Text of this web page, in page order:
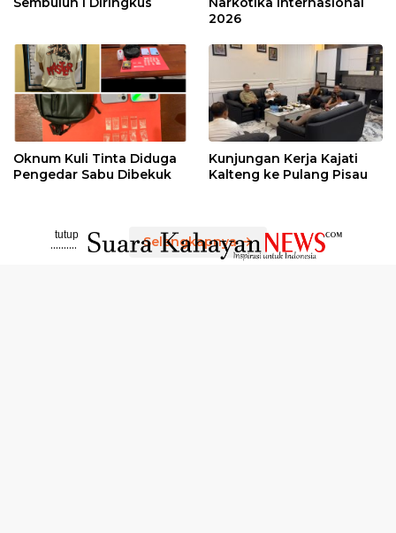
2026
Oknum Kuli Tinta Diduga
Pengedar Sabu Dibekuk
Kunjungan Kerja Kajati
Kalteng ke Pulang Pisau
Selengkapnya
tutup
..........